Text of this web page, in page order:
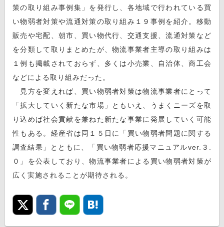
策の取り組み事例集」を発行し、各地域で行われている買
い物弱者対策や流通対策の取り組み１９事例を紹介。移動
販売や宅配、朝市、買い物代行、交通支援、流通対策など
を分類して取りまとめたが、物流事業者主導の取り組みは
１例も掲載されておらず、多くは小売業、自治体、商工会
などによる取り組みだった。
見方を変えれば、買い物弱者対策は物流事業者にとって
「拡大していく新たな市場」ともいえ、うまくニーズを取
り込めば社会貢献を兼ねた新たな事業に発展していく可能
性もある。経産省は同１５日に「買い物弱者問題に関する
調査結果」とともに、「買い物弱者応援マニュアルver.３.
０」を公表しており、物流事業者による買い物弱者対策が
広く実施されることが期待される。